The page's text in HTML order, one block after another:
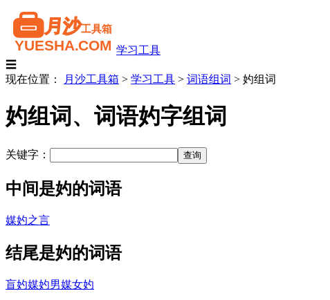
学习工具
☰
现在位置：
月沙工具箱 > 学习工具 > 词语组词 > 妁组词
妁组词、词语妁字组词
关键字：
中间是妁的词语
媒妁之言
结尾是妁的词语
盲妁媒妁男媒女妁